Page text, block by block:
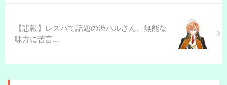
【悲報】レスバで話題の渋ハルさん、無能な
味方に苦言…